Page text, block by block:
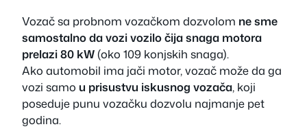
Vozač sa probnom vozačkom dozvolom ne sme
samostalno da vozi vozilo čija snaga motora
prelazi 80 kW(oko 109 konjskih snaga).
Ako automobil ima jači motor, vozač može da ga
vozi samo u prisustvu iskusnog vozača, koji
poseduje punu vozačku dozvolu najmanje pet
godina.